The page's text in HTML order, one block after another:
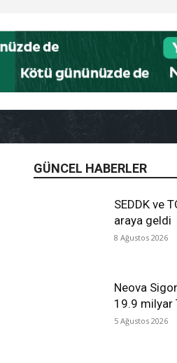
GÜNCEL HABERLER
SEDDK ve
araya geldi
8 Ağustos 2026
Neova
19.9 milyar
5 Ağustos 2026